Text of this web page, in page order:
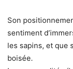
Son
sentiment
les sapins, et que
boisée.